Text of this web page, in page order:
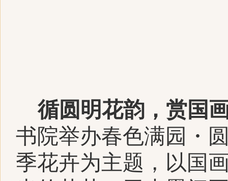
循圆明花韵，赏国
书院举办春色满园・
季花卉为主题，以国